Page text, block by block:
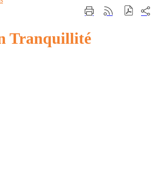
ImprimerGénérer
sur
Tranquillité